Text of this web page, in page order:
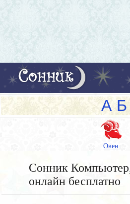
А Б
Овен
Сонник
онлайн бесплатно